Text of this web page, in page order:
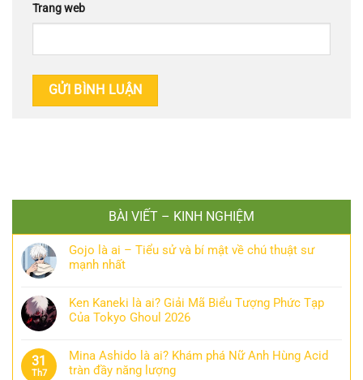
Trang web
BÀI VIẾT – KINH NGHIỆM
Gojo là ai – Tiểu sử và bí mật về chú thuật sư
mạnh nhất
Ken Kaneki là ai? Giải Mã Biểu Tượng Phức Tạp
Của Tokyo Ghoul 2026
31
Th7
Mina Ashido là ai? Khám phá Nữ Anh Hùng Acid
tràn đầy năng lượng